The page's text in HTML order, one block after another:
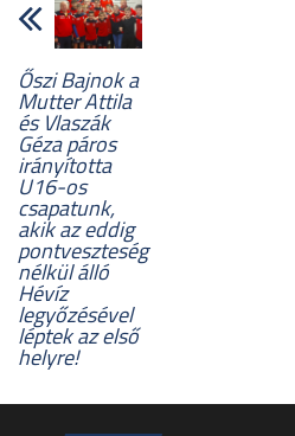
Őszi Bajnok a
Mutter Attila
és Vlaszák
Géza páros
irányította
U16-os
csapatunk,
akik az eddig
pontveszteség
nélkül álló
Hévíz
legyőzésével
léptek az első
helyre!